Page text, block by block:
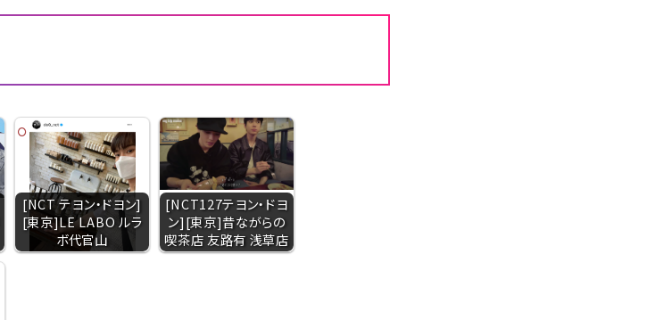
[NCT テヨン・ドヨン]
[東京]LE LABO ルラ
ボ代官山
[NCT127テヨン・ドヨ
ン][東京]昔ながらの
喫茶店 友路有 浅草店